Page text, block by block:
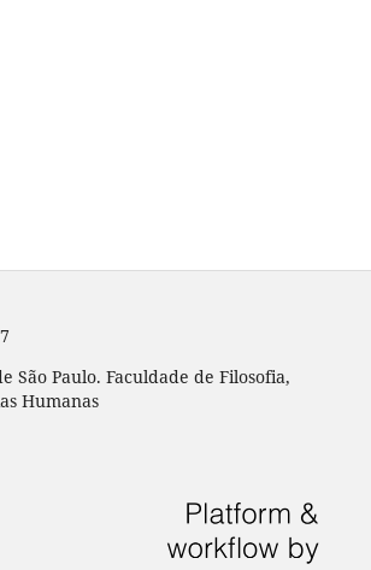
São Paulo. Faculdade de Filosofia,
Humanas